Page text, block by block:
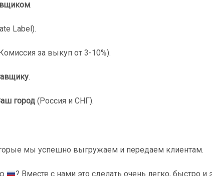
.
Label).
за выкуп от 3-10%).
.
город (Россия и СНГ).
мы успешно выгружаем и передаем клиентам.
? Вместе с нами это сделать очень легко, быстро и